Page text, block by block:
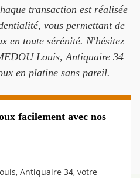
transaction est réalisée
vous permettant de
en toute sérénité. N'hésitez
Louis, Antiquaire 34
en platine sans pareil.
facilement avec nos
Antiquaire 34, votre